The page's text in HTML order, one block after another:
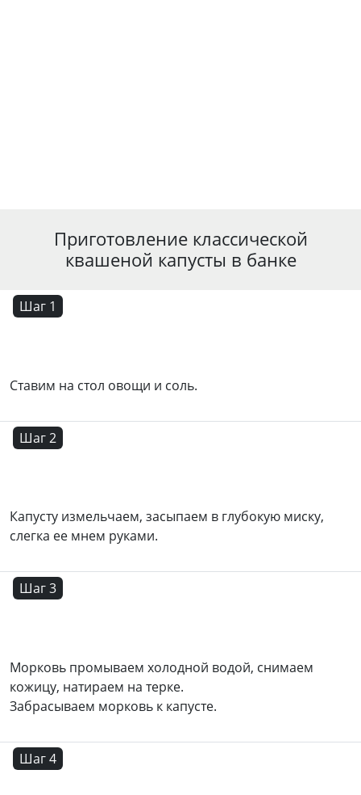
Приготовление классической
квашеной капусты в банке
Шаг 1
Ставим на стол овощи и соль.
Шаг 2
Капусту измельчаем, засыпаем в глубокую миску,
слегка ее мнем руками.
Шаг 3
Морковь промываем холодной водой, снимаем
кожицу, натираем на терке.
Забрасываем морковь к капусте.
Шаг 4